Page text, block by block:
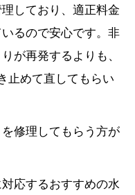
しており、適正料金
るので安心です。非
が再発するよりも、
止めて直してもらい
修理してもらう方が
応するおすすめの水